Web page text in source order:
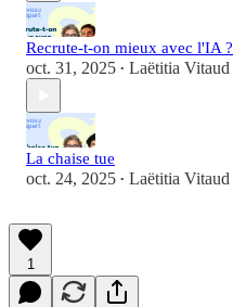
Recrute-t-on mieux avec l'IA ?
oct. 31, 2025 • Laëtitia Vitaud
La chaise tue
oct. 24, 2025 • Laëtitia Vitaud
1